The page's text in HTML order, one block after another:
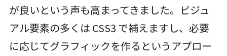
が良いという声も高まってきました。ビジュ
アル要素の多くは CSS3 で補えますし、必要
に応じてグラフィックを作るというアプロー